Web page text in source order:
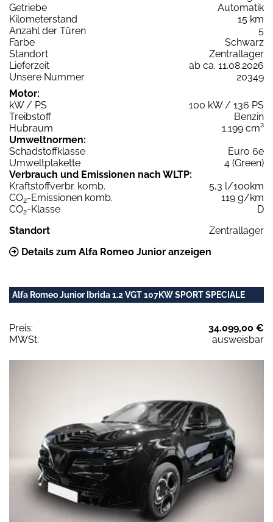
Getriebe
Automatik
Kilometerstand
15 km
Anzahl der Türen
5
Farbe
Schwarz
Standort
Zentrallager
Lieferzeit
ab ca. 11.08.2026
Unsere Nummer
20349
Motor:
kW / PS
100 kW / 136 PS
Treibstoff
Benzin
Hubraum
1.199 cm³
Umweltnormen:
Schadstoffklasse
Euro 6e
Umweltplakette
4 (Green)
Verbrauch und Emissionen nach WLTP:
Kraftstoffverbr. komb.
5,3 l/100km
CO2-Emissionen komb.
119 g/km
CO2-Klasse
D
Standort
Zentrallager
Details zum Alfa Romeo Junior anzeigen
Alfa Romeo Junior Ibrida 1.2 VGT 107KW SPORT SPECIALE
Preis:
34.099,00 €
MWSt:
ausweisbar